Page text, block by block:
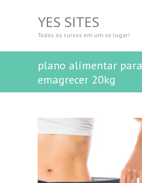
YES SITES
Todos os cursos em um só lugar!
plano alimentar para
emagrecer 20kg